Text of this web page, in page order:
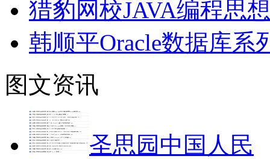
猎豹网校JAVA编程思
韩顺平Oracle数据库系
图文资讯
圣思园中国人民